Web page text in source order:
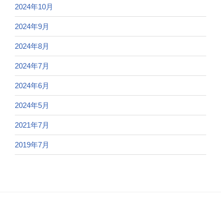
2024年10月
2024年9月
2024年8月
2024年7月
2024年6月
2024年5月
2021年7月
2019年7月